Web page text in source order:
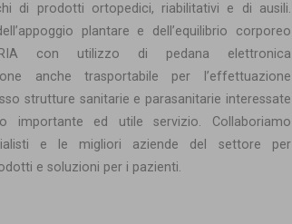
di prodotti ortopedici, riabilitativi e di ausili.
plantare e dell’equilibrio corporeo
con utilizzo di pedana elettronica
anche trasportabile per l’effettuazione
strutture sanitarie e parasanitarie interessate
ed utile servizio. Collaboriamo
e le migliori aziende del settore per
e soluzioni per i pazienti.